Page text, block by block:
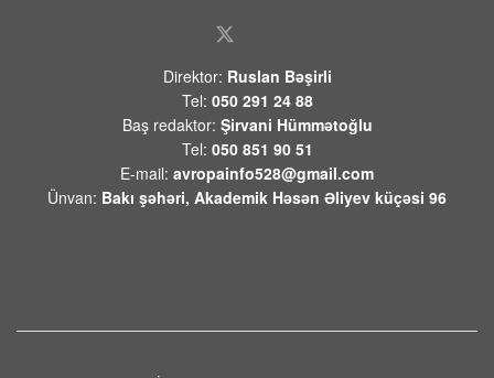
Əsədullazadə:“Azərbaycan-
Ermənistan Mövzusu ATƏT Üçün
Artıq Qapalı Səhifədir”
07 AVQUST 2026 / 9:26 53
Yekaterinburqdakı Wildberries
İsrailin diaspor naziri Çikli: Makron
Direktor: Ruslan Bəşirli
Tel: 050 291 24 88
Baş redaktor: Şirvani Hümmətoğlu
Tel: 050 851 90 51
E-mail: avropainfo528@gmail.com
Ünvan: Bakı şəhəri, Akademik Həsən Əliyev küçəsi 96